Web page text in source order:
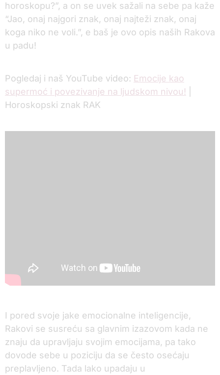
horoskopu?”, a on se uvek sažali na sebe pa kaže
“Jao, onaj najgori znak, onaj najteži znak, onaj
koga niko ne voli.”, e baš je ovo opis naših Rakova
u padu!
Pogledaj i naš YouTube video: Emocije kao
supermoć i povezivanje na ljudskom nivou!
Horoskopski znak RAK
I pored svoje jake emocionalne inteligencije,
Rakovi se susreću sa glavnim izazovom kada ne
znaju da upravljaju svojim emocijama, pa tako
dovode sebe u poziciju da se često osećaju
preplavljeno. Tada lako upadaju u